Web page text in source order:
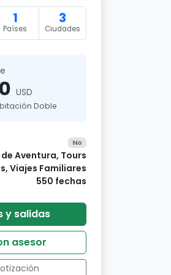
1
Países
3
Ciudades
USD
Doble
No
Aventura, Tours
Viajes Familiares
550 fechas
y salidas
asesor